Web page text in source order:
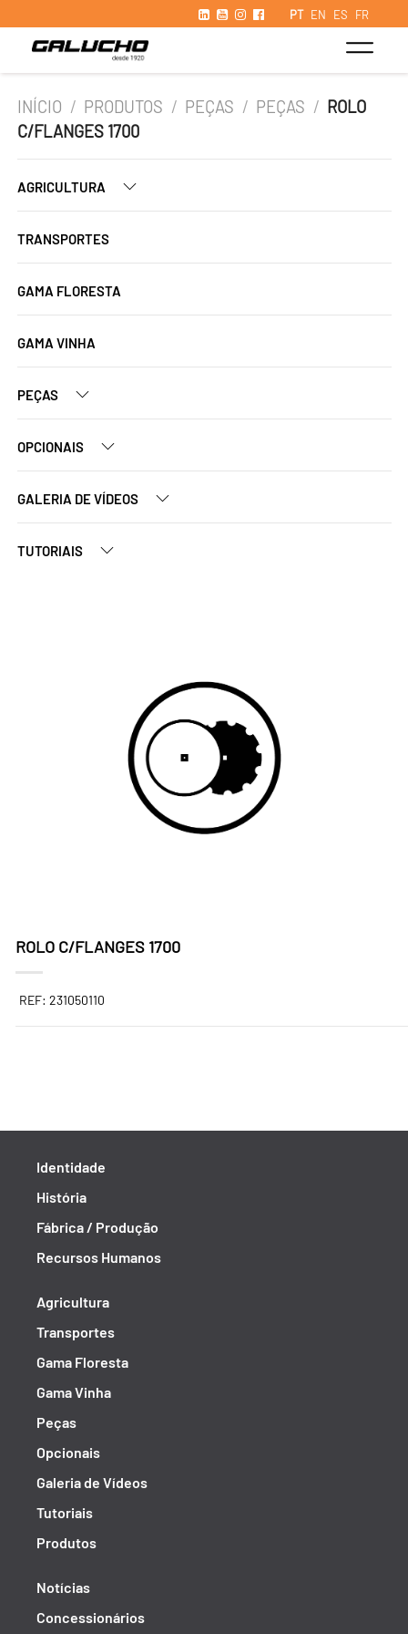
PT EN ES FR
INÍCIO / PRODUTOS / PEÇAS / PEÇAS / ROLO
C/FLANGES 1700
AGRICULTURA
TRANSPORTES
GAMA FLORESTA
GAMA VINHA
PEÇAS
OPCIONAIS
GALERIA DE VÍDEOS
TUTORIAIS
ROLO C/FLANGES 1700
REF: 231050110
Identidade
História
Fábrica / Produção
Recursos Humanos
Agricultura
Transportes
Gama Floresta
Gama Vinha
Peças
Opcionais
Galeria de Vídeos
Tutoriais
Produtos
Notícias
Concessionários